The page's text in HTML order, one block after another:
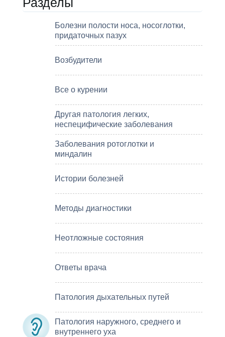
Болезни полости носа, носоглотки,
придаточных пазух
Возбудители
Все о курении
Другая патология легких,
неспецифические заболевания
Заболевания ротоглотки и
миндалин
Истории болезней
Методы диагностики
Неотложные состояния
Ответы врача
Патология дыхательных путей
Патология наружного, среднего и
внутреннего уха